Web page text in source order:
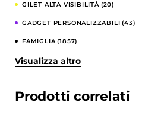
GILET ALTA VISIBILITÀ (20)
GADGET PERSONALIZZABILI (43)
FAMIGLIA (1857)
COMPLEANNI (344)
CASA E CUCINA (857)
Visualizza altro
Prodotti correlati